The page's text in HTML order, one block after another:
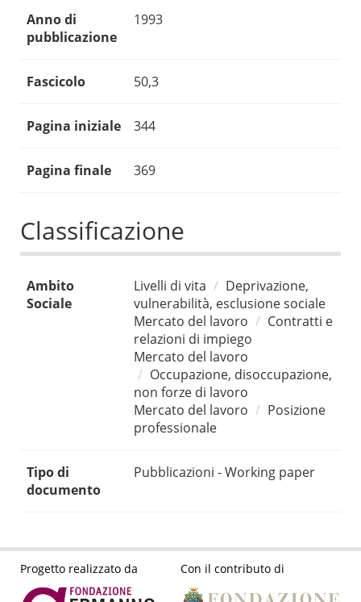
Anno di
pubblicazione
1993
Fascicolo 50,3
Pagina iniziale 344
Pagina finale 369
Classificazione
Ambito
Sociale
Livelli di vita
Deprivazione,
vulnerabilità, esclusione sociale
Mercato del lavoro
Contratti e
relazioni di impiego
Mercato del lavoro
Occupazione, disoccupazione,
non forze di lavoro
Mercato del lavoro
Posizione
professionale
Tipo di
documento
Pubblicazioni - Working paper
Progetto realizzato da Con il contributo di